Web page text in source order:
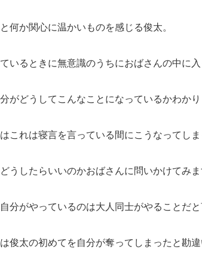
何か関心に温かいものを感じる俊太。
いるときに無意識のうちにおばさんの中に
がどうしてこんなことになっているかわかり
これは寝言を言っている間にこうなってしま
うしたらいいのかおばさんに問いかけてみま
分がやっているのは大人同士がやることだ
俊太の初めてを自分が奪ってしまったと勘違